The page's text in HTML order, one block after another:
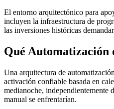
El entorno arquitectónico para
incluyen la infraestructura de
las inversiones históricas
Qué Automatización
Una arquitectura de
activación confiable basada en
medianoche, independientemente
manual se enfrentarían.